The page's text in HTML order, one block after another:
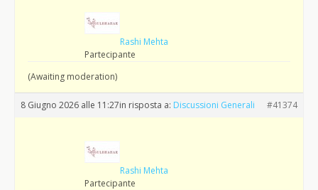
Rashi Mehta
Partecipante
(Awaiting moderation)
8 Giugno 2026 alle 11:27in risposta a: Discussioni Generali #41374
Rashi Mehta
Partecipante